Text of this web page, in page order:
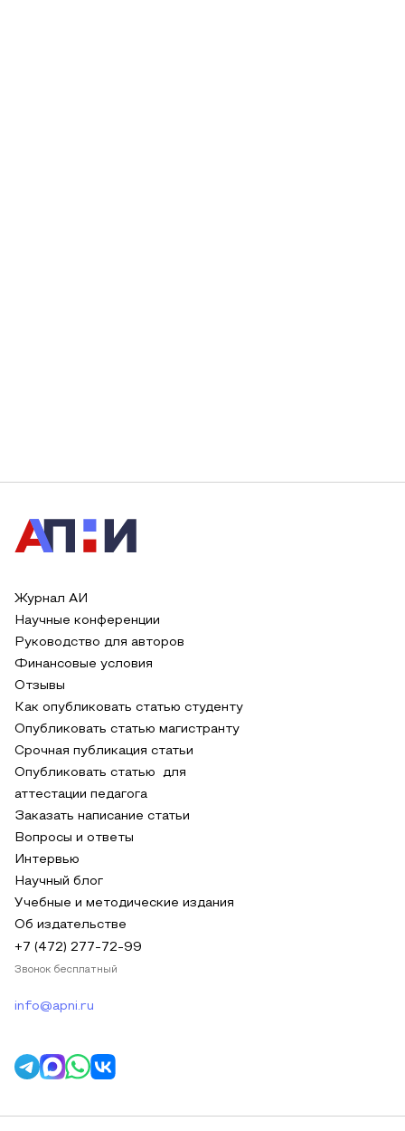
Журнал АИ
Научные конференции
Руководство для авторов
Финансовые условия
Отзывы
Как опубликовать статью студенту
Опубликовать статью магистранту
Срочная публикация статьи
Опубликовать статью для
аттестации педагога
Заказать написание статьи
Вопросы и ответы
Интервью
Научный блог
Учебные и методические издания
Об издательстве
+7 (472) 277-72-99
Звонок бесплатный
info@apni.ru